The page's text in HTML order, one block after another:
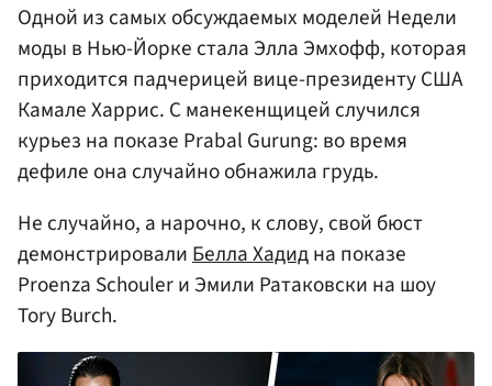
Одной из самых обсуждаемых моделей Недели
моды в Нью-Йорке стала Элла Эмхофф, которая
приходится падчерицей вице-президенту США
Камале Харрис. С манекенщицей случился
курьез на показе Prabal Gurung: во время
дефиле она случайно обнажила грудь.
Не случайно, а нарочно, к слову, свой бюст
демонстрировалиБелла Хадидна показе
Proenza Schouler и Эмили Ратаковски на шоу
Tory Burch.